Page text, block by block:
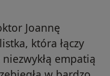
Joannę
która łączy
empatią